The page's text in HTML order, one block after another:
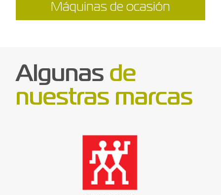
Máquinas de ocasión
Algunas de
nuestras marcas